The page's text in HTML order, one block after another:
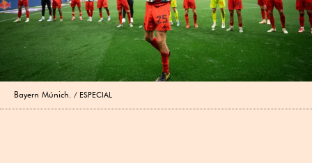
Bayern Múnich. ESPECIAL